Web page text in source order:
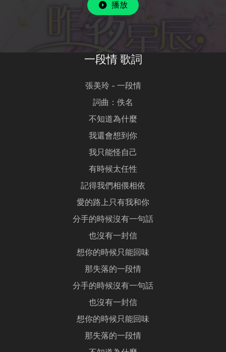
播放
一段情 歌詞
張美玲 - 一段情
詞曲：佚名
不知道為什麼
我還會想到你
我只能怪自己
有時候太任性
記得我們相偎相依
愛的路上只有我和你
分手的時候沒有一句話
也沒有一封信
想你的時候只能回味
那失落的一段情
分手的時候沒有一句話
也沒有一封信
想你的時候只能回味
那失落的一段情